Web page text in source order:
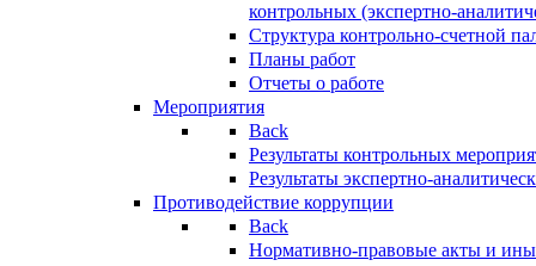
контрольных (экспертно-
Структура контрольно-счетной
Планы работ
Отчеты о работе
Мероприятия
Back
Результаты контрольных
Результаты экспертно-
Противодействие коррупции
Back
Нормативно-правовые акты и